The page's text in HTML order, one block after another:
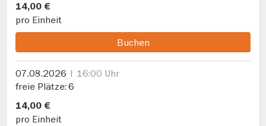
14,00 €
pro Einheit
Buchen
07.08.2026
16:00 Uhr
freie Plätze 6
14,00 €
pro Einheit